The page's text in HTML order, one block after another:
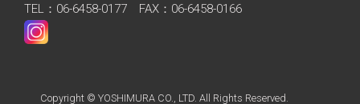
TEL：06-6458-0177 FAX：06-6458-0166
Copyright © YOSHIMURA CO., LTD. All Rights Reserved.